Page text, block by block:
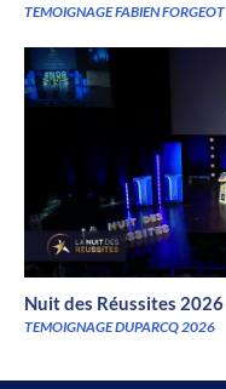
TEMOIGNAGE FABIEN FORGEOT
Nuit des Réussites 2026
TEMOIGNAGE DUPARCQ 2026